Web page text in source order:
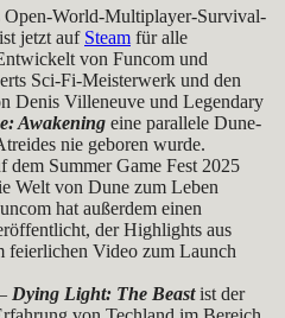
Open-World-Multiplayer-Survival-
ist jetzt auf Steam für alle
von Funcom und
Sci-Fi-Meisterwerk und den
Denis Villeneuve und Legendary
Awakening eine parallele Dune-
nie geboren wurde.
dem Summer Game Fest 2025
Welt von Dune zum Leben
hat außerdem einen
der Highlights aus
feierlichen Video zum Launch
Dying Light: The Beastist der